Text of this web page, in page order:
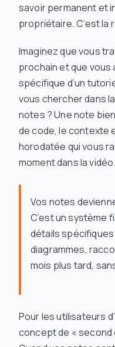
savoir permanent et
propriétaire. C’est la
Imaginez que vous
prochain et que vous
spécifique d’un
vous chercher dans
notes ? Une note
de code, le contexte
horodatée qui vous
moment dans la vidéo.
Vos notes
C’est un système
détails
diagrammes,
mois plus tard,
Pour les utilisateurs
concept de «